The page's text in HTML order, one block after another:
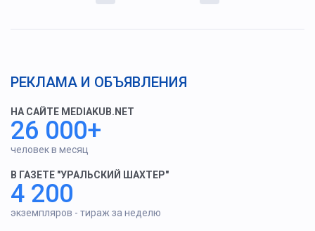
РЕКЛАМА И ОБЪЯВЛЕНИЯ
НА САЙТЕ MEDIAKUB.NET
26 000+
человек в месяц
В ГАЗЕТЕ "УРАЛЬСКИЙ ШАХТЕР"
4 200
экземпляров - тираж за неделю